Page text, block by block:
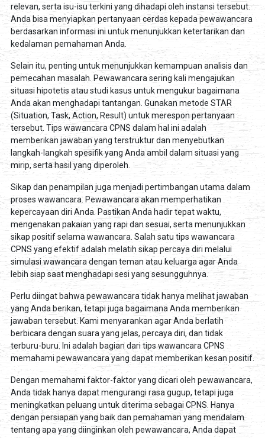
relevan, serta isu-isu terkini yang dihadapi oleh instansi tersebut.
Anda bisa menyiapkan pertanyaan cerdas kepada pewawancara
berdasarkan informasi ini untuk menunjukkan ketertarikan dan
kedalaman pemahaman Anda.
Selain itu, penting untuk menunjukkan kemampuan analisis dan
pemecahan masalah. Pewawancara sering kali mengajukan
situasi hipotetis atau studi kasus untuk mengukur bagaimana
Anda akan menghadapi tantangan. Gunakan metode STAR
(Situation, Task, Action, Result) untuk merespon pertanyaan
tersebut. Tips wawancara CPNS dalam hal ini adalah
memberikan jawaban yang terstruktur dan menyebutkan
langkah-langkah spesifik yang Anda ambil dalam situasi yang
mirip, serta hasil yang diperoleh.
Sikap dan penampilan juga menjadi pertimbangan utama dalam
proses wawancara. Pewawancara akan memperhatikan
kepercayaan diri Anda. Pastikan Anda hadir tepat waktu,
mengenakan pakaian yang rapi dan sesuai, serta menunjukkan
sikap positif selama wawancara. Salah satu tips wawancara
CPNS yang efektif adalah melatih sikap percaya diri melalui
simulasi wawancara dengan teman atau keluarga agar Anda
lebih siap saat menghadapi sesi yang sesungguhnya.
Perlu diingat bahwa pewawancara tidak hanya melihat jawaban
yang Anda berikan, tetapi juga bagaimana Anda memberikan
jawaban tersebut. Kami menyarankan agar Anda berlatih
berbicara dengan suara yang jelas, percaya diri, dan tidak
terburu-buru. Ini adalah bagian dari tips wawancara CPNS
memahami pewawancara yang dapat memberikan kesan positif.
Dengan memahami faktor-faktor yang dicari oleh pewawancara,
Anda tidak hanya dapat mengurangi rasa gugup, tetapi juga
meningkatkan peluang untuk diterima sebagai CPNS. Hanya
dengan persiapan yang baik dan pemahaman yang mendalam
tentang apa yang diinginkan oleh pewawancara, Anda dapat